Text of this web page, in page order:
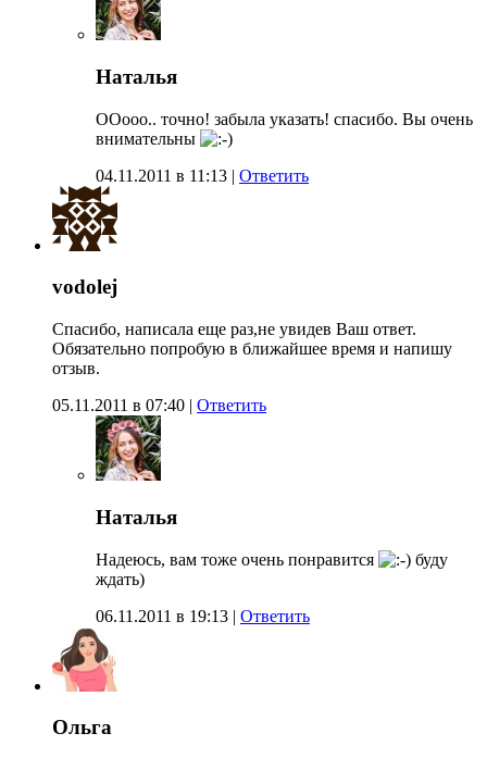
Наталья
ООооо.. точно! забыла указать! спасибо. Вы очень
внимательны
04.11.2011 в 11:13 | Ответить
vodolej
Спасибо, написала еще раз,не увидев Ваш ответ.
Обязательно попробую в ближайшее время и напишу
отзыв.
05.11.2011 в 07:40 | Ответить
Наталья
Надеюсь, вам тоже очень понравится
буду
ждать)
06.11.2011 в 19:13 | Ответить
Ольга